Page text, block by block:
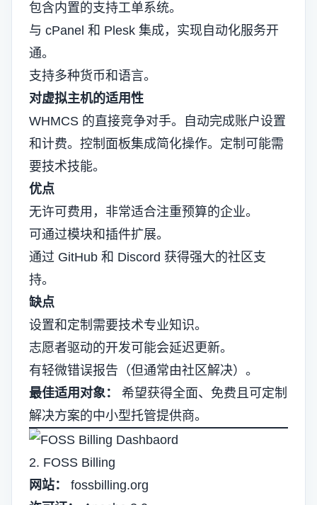
包含内置的支持工单系统。
与 cPanel 和 Plesk 集成，实现自动化服务开
通。
支持多种货币和语言。
对虚拟主机的适用性
WHMCS 的直接竞争对手。自动完成账户设置
和计费。控制面板集成简化操作。定制可能需
要技术技能。
优点
无许可费用，非常适合注重预算的企业。
可通过模块和插件扩展。
通过 GitHub 和 Discord 获得强大的社区支
持。
缺点
设置和定制需要技术专业知识。
志愿者驱动的开发可能会延迟更新。
有轻微错误报告（但通常由社区解决）。
最佳适用对象：
希望获得全面、免费且可定制
解决方案的中小型托管提供商。
2. FOSS Billing
网站：
fossbilling.org